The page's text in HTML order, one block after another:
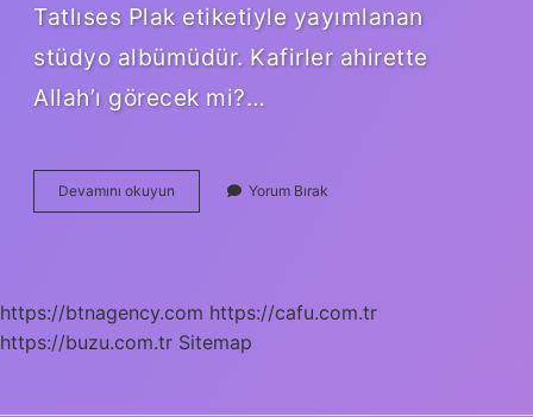
Tatlıses Plak etiketiyle yayımlanan
stüdyo albümüdür. Kafirler ahirette
Allah’ı görecek mi?…
Devamını okuyun
Ne
Yorum Bırak
https://btnagency.com https://cafu.com.tr
https://buzu.com.tr Sitemap